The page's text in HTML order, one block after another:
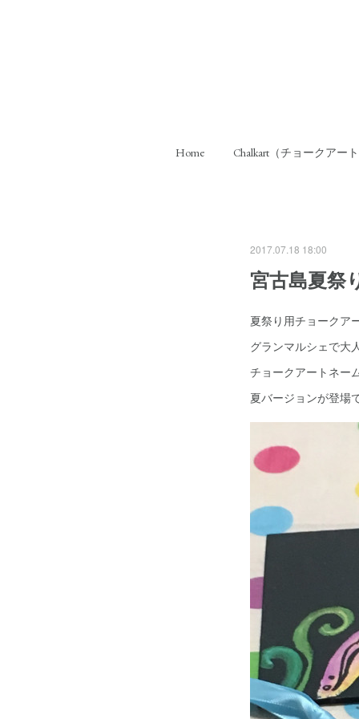
Home Chalkart（チョークアー
2017.07.18 18:00
宮古島夏祭
夏祭り用チョークア
グランマルシェで大
チョークアートネー
夏バージョンが登場